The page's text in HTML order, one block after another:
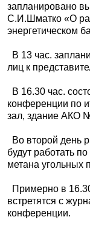
запланировано
С.И.Шматко «О
энергетическом
В 13 час.
лиц к
В 16.30 час.
конференции по
зал, здание АКО
Во второй день
будут работать
метана угольных
Примерно в
встретятся с
конференции.